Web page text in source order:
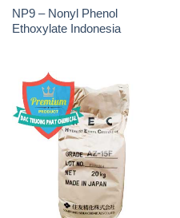
NP9 – Nonyl Phenol
Ethoxylate Indonesia